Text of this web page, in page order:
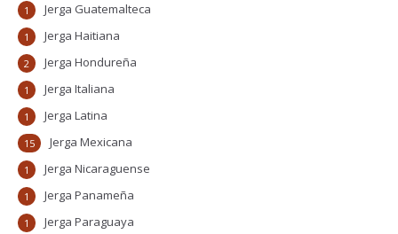
Jerga Guatemalteca
1
Jerga Haitiana
1
Jerga Hondureña
2
Jerga Italiana
1
Jerga Latina
1
Jerga Mexicana
15
Jerga Nicaraguense
1
Jerga Panameña
1
Jerga Paraguaya
1